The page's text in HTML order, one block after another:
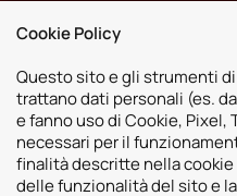
Pec:
Sedi
Cookie Policy
Questo sito e gli strumenti
trattano dati personali (es.
e fanno uso di Cookie,
necessari per il
finalità descritte nella
delle funzionalità del sito e